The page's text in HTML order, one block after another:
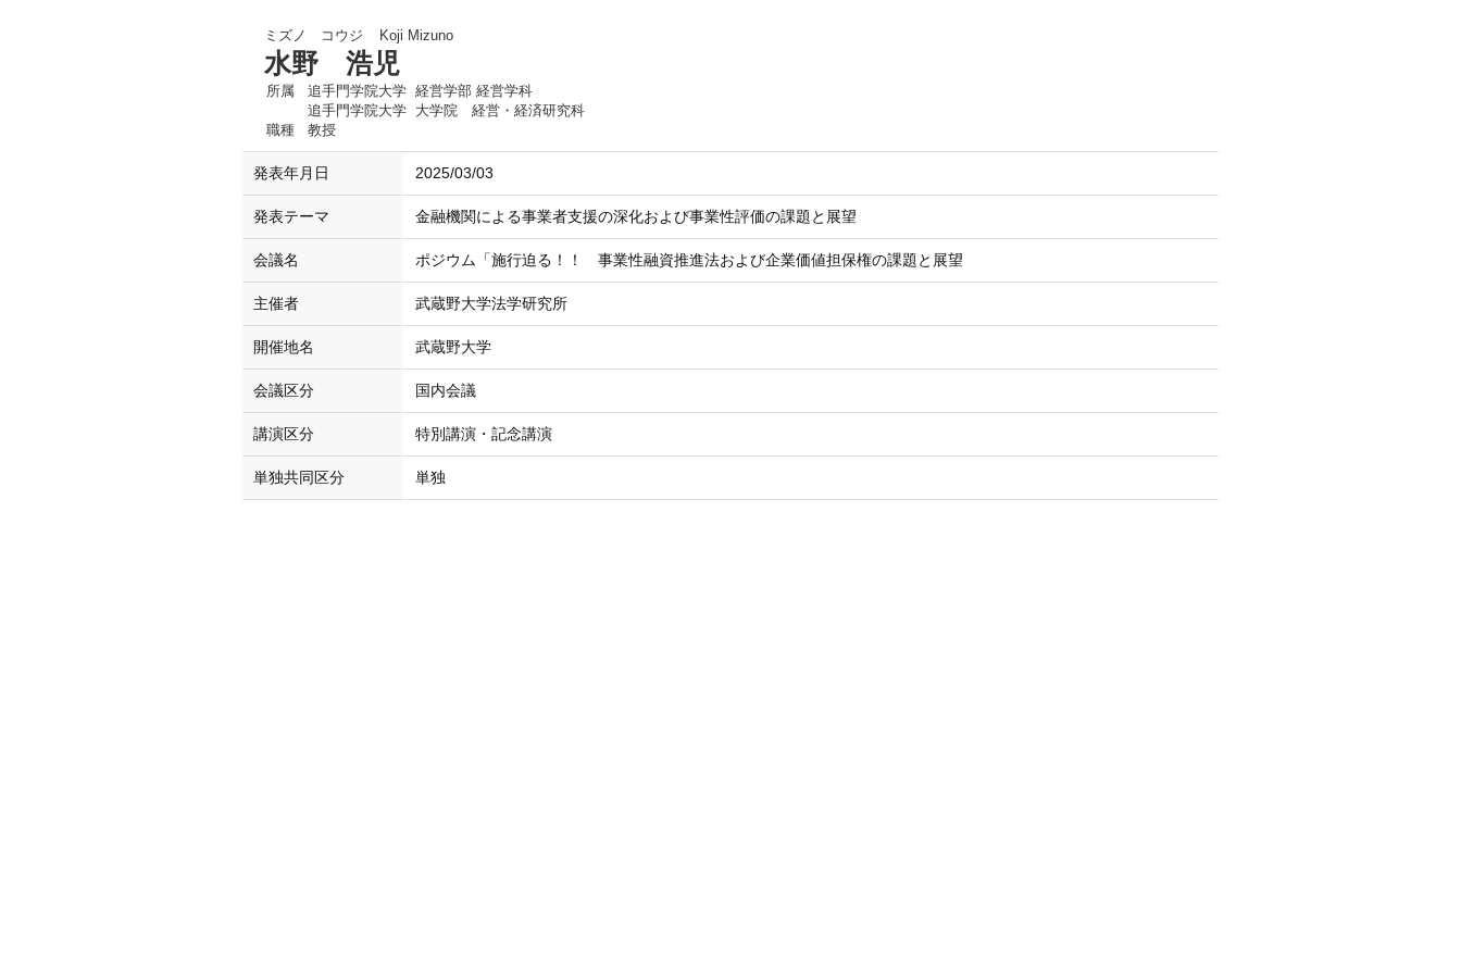
ミズノ コウジ Koji Mizuno
水野 浩児
所属
追手門学院大学 経営学部 経営学科
追手門学院大学 大学院 経営・経済研究科
職種
教授
発表年月日 2025/03/03
発表テーマ 金融機関による事業者支援の深化および事業性評価の課題と展望
会議名 ポジウム「施行迫る！！ 事業性融資推進法および企業価値担保権の課題と展望
主催者 武蔵野大学法学研究所
開催地名 武蔵野大学
会議区分 国内会議
講演区分 特別講演・記念講演
単独共同区分 単独